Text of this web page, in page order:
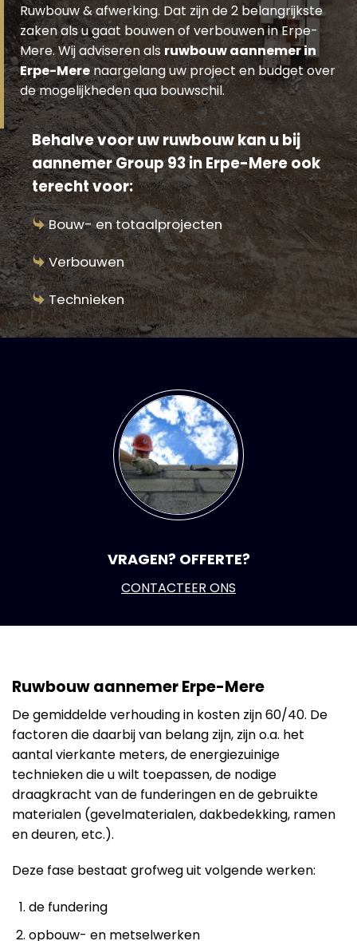
Ruwbouw & afwerking. Dat zijn de 2 belangrijkste
zaken als u gaat bouwen of verbouwen in Erpe-
Mere. Wij adviseren alsruwbouw aannemer in
Erpe-Merenaargelang uw project en budget over
de mogelijkheden qua bouwschil.
Behalve voor uw ruwbouw kan u bij
aannemer Group 93 in Erpe-Mere ook
terecht voor:
Bouw- en totaalprojecten
Verbouwen
Technieken
VRAGEN? OFFERTE?
CONTACTEER ONS
Ruwbouw aannemer Erpe-Mere
De gemiddelde verhouding in kosten zijn 60/40. De
factoren die daarbij van belang zijn, zijn o.a. het
aantal vierkante meters, de energiezuinige
technieken die u wilt toepassen, de nodige
draagkracht van de funderingen en de gebruikte
materialen (gevelmaterialen, dakbedekking, ramen
en deuren, etc.).
Deze fase bestaat grofweg uit volgende werken:
de fundering
opbouw- en metselwerken